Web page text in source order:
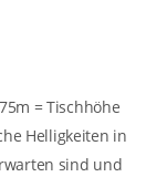
= Tischhöhe
Helligkeiten in
sind und